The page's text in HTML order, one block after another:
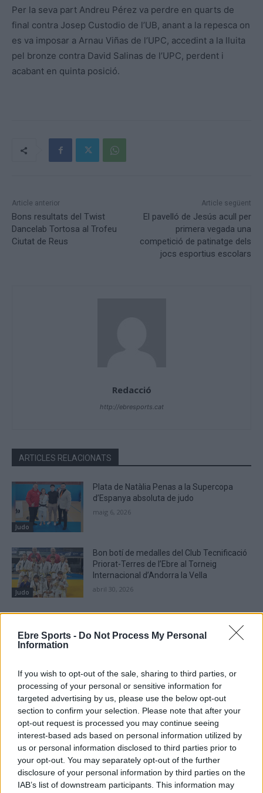
Ebre Sports - Do Not Process My Personal
Information
If you wish to opt-out of the sale, sharing to third parties, or
processing of your personal or sensitive information for
targeted advertising by us, please use the below opt-out
section to confirm your selection. Please note that after your
opt-out request is processed you may continue seeing
interest-based ads based on personal information utilized by
us or personal information disclosed to third parties prior to
your opt-out. You may separately opt-out of the further
disclosure of your personal information by third parties on the
IAB’s list of downstream participants. This information may
Per la seva part Andreu Pérez va perdre en quarts de
final contra Josep Custodio de l’UB, anant a la repesca on
es va imposar a Arnau Viñas de l’UPC, accedint a la lluita
pel bronze contra David Salinas de l’UPC, perdent i
acabant en quinta posició.
Article anterior
Bons resultats del Twist
Dancelab Tortosa al Trofeu
Ciutat de Reus
Article següent
El pavelló de Jesús acull per
primera vegada una
competició de patinatge dels
jocs esportius escolars
Redacció
http://ebresports.cat
ARTICLES RELACIONATS
Judo
Plata de Natàlia Penas a la Supercopa
d’Espanya absoluta de judo
maig 6, 2026
Judo
Bon botí de medalles del Club Tecnificació
Priorat-Terres de l’Ebre al Torneig
Internacional d’Andorra la Vella
abril 30, 2026
per al Club Tecnificació Priorat-Terres de
l’Ebre
DEIXA UNA RESPOSTA